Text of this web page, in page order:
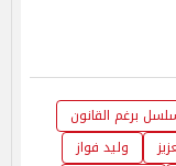
برغم القانون
وليد فواز